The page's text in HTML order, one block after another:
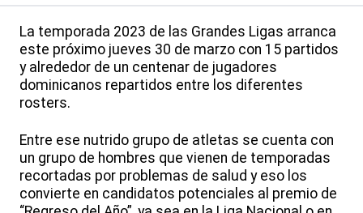
La temporada 2023 de las Grandes Ligas arranca
este próximo jueves 30 de marzo con 15 partidos
y alrededor de un centenar de jugadores
dominicanos repartidos entre los diferentes
rosters.
Entre ese nutrido grupo de atletas se cuenta con
un grupo de hombres que vienen de temporadas
recortadas por problemas de salud y eso los
convierte en candidatos potenciales al premio de